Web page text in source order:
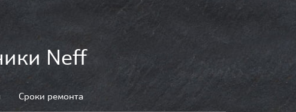
Neff
Сроки ремонта